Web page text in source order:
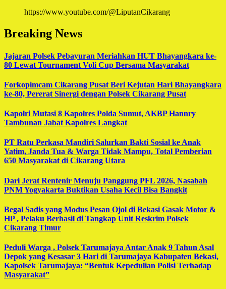
https://www.youtube.com/@LiputanCikarang
Breaking News
Jajaran Polsek Pebayuran Meriahkan HUT Bhayangkara ke-
80 Lewat Tournament Voli Cup Bersama Masyarakat
Forkopimcam Cikarang Pusat Beri Kejutan Hari Bhayangkara
ke-80, Pererat Sinergi dengan Polsek Cikarang Pusat
Kapolri Mutasi 8 Kapolres Polda Sumut, AKBP Hannry
Tambunan Jabat Kapolres Langkat
PT Ratu Perkasa Mandiri Salurkan Bakti Sosial ke Anak
Yatim, Janda Tua & Warga Tidak Mampu, Total Pemberian
650 Masyarakat di Cikarang Utara
Dari Jerat Rentenir Menuju Panggung PFL 2026, Nasabah
PNM Yogyakarta Buktikan Usaha Kecil Bisa Bangkit
Begal Sadis yang Modus Pesan Ojol di Bekasi Gasak Motor &
HP , Pelaku Berhasil di Tangkap Unit Reskrim Polsek
Cikarang Timur
Peduli Warga , Polsek Tarumajaya Antar Anak 9 Tahun Asal
Depok yang Kesasar 3 Hari di Tarumajaya Kabupaten Bekasi,
Kapolsek Tarumajaya: “Bentuk Kepedulian Polisi Terhadap
Masyarakat”